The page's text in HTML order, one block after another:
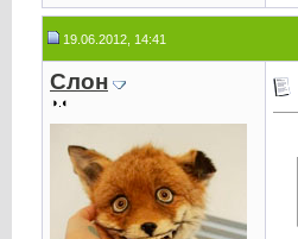
19.06.2012, 14:41
Слон
◑.◐